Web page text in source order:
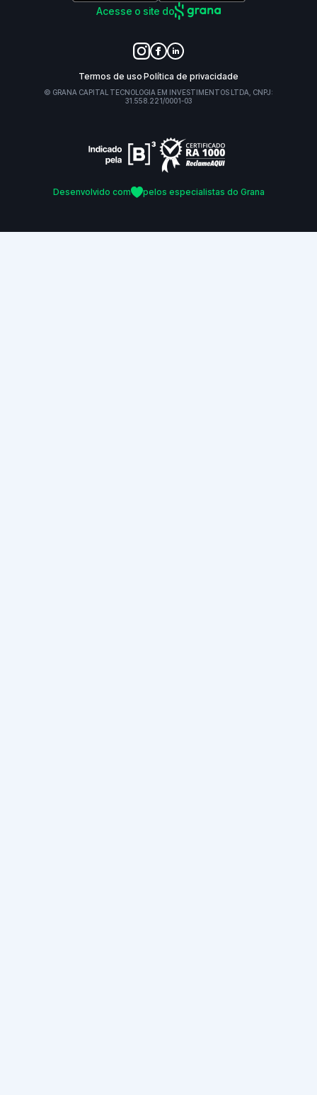
Acesse o site do
Termos de uso Política de privacidade
© GRANA CAPITAL TECNOLOGIA EM INVESTIMENTOS LTDA, CNPJ:
31.558.221/0001-03
Desenvolvido com pelos especialistas do Grana